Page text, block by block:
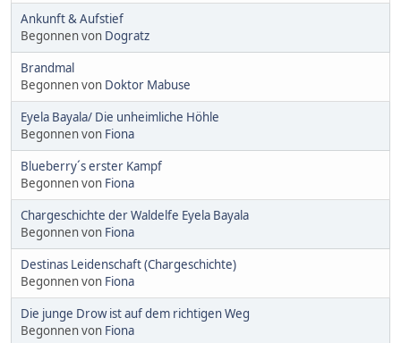
Ankunft & Aufstief
Begonnen von Dogratz
Brandmal
Begonnen von Doktor Mabuse
Eyela Bayala/ Die unheimliche Höhle
Begonnen von Fiona
Blueberry´s erster Kampf
Begonnen von Fiona
Chargeschichte der Waldelfe Eyela Bayala
Begonnen von Fiona
Destinas Leidenschaft (Chargeschichte)
Begonnen von Fiona
Die junge Drow ist auf dem richtigen Weg
Begonnen von Fiona